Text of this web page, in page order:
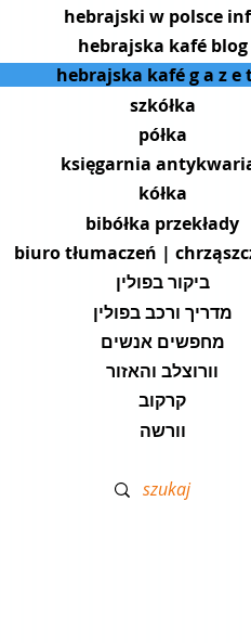
hebrajski w polsce
hebrajska kafé blog
hebrajska kafé g a z e
szkółka
półka
księgarnia
kółka
bibółka przekłady
biuro tłumaczeń |
ביקור בפולין
מדריך ורכב בפולין
מחפשים אנשים
וורוצלב והאזור
קרקוב
וורשה